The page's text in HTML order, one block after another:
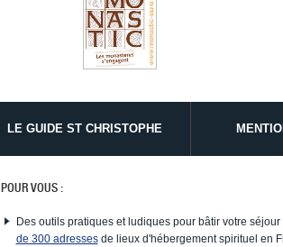
LE GUIDE ST CHRISTOPHE
POUR VOUS :
Des outils pratiques et ludiques pour bâtir votre séjour
de 300 adressesde lieux d'hébergement spirituel en